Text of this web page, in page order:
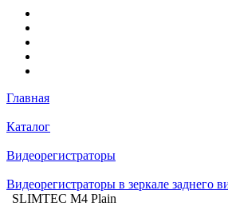
Главная
Каталог
Видеорегистраторы
Видеорегистраторы в зеркале заднего
SLIMTEC M4 Plain